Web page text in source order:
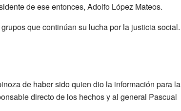
de ese entonces, Adolfo López Mateos.
que continúan su lucha por la justicia social.
de haber sido quien dio la información para la
directo de los hechos y al general Pascual